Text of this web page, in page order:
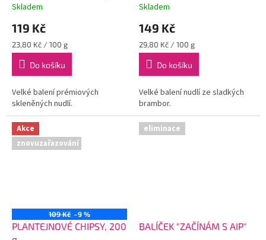
Skladem
119 Kč
Měrná
cena:
23,80 Kč / 100 g
Do košíku
Velké balení prémiových
skleněných nudlí.
Skladem
149 Kč
Měrná
cena:
29,80 Kč / 100 g
Do košíku
Velké balení nudlí ze sladkých
brambor.
Akce
znovuzařazování
109 Kč –9 %
PLANTEJNOVÉ CHIPSY, 200
eliminace
BALÍČEK "ZAČÍNÁM S AIP"